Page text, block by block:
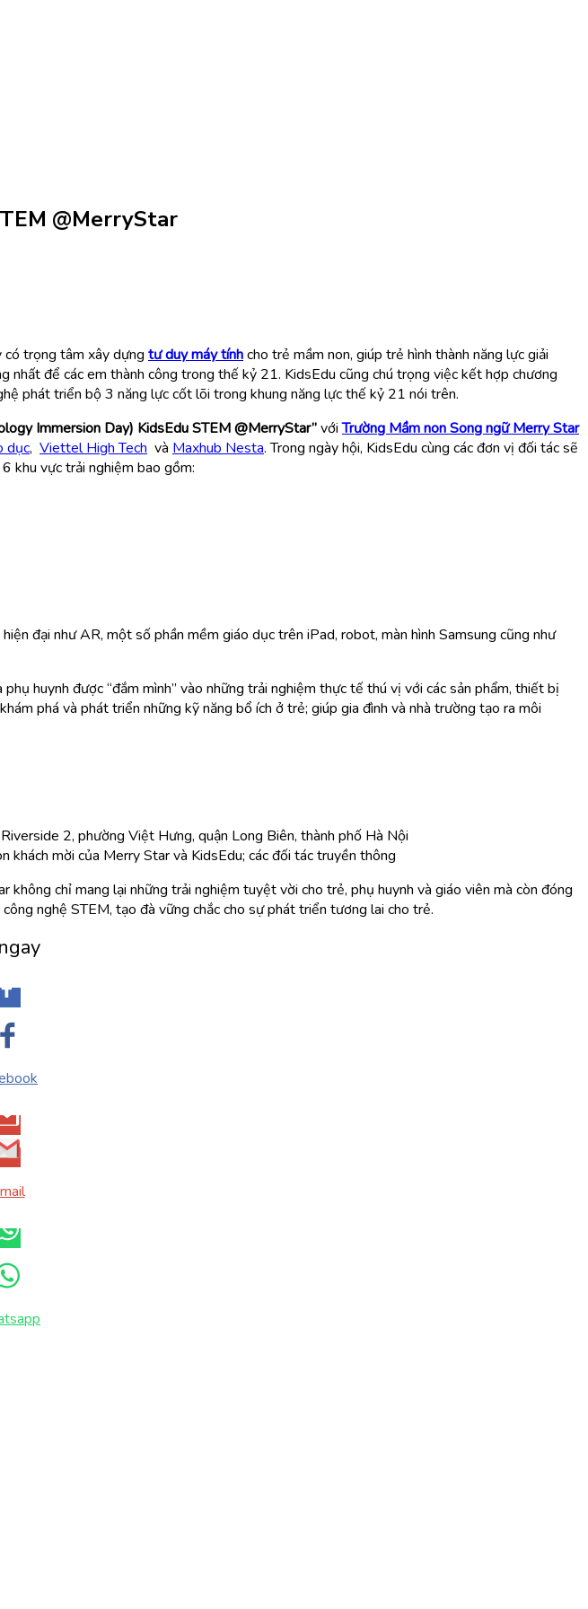
@MerryStar
có trọng tâm xây dựng tư duy máy tínhcho trẻ mầm non, giúp trẻ hình thành năng lực giải
nhất để các em thành công trong thế kỷ 21. KidsEdu cũng chú trọng việc kết hợp chương
phát triển bộ 3 năng lực cốt lõi trong khung năng lực thế kỷ 21 nói trên.
Immersion Day) KidsEdu STEM @MerryStar”vớiTrường Mầm non Song ngữ Merry Star
dục, Viettel High Tech và Maxhub Nesta.Trong ngày hội, KidsEdu cùng các đơn vị đối tác sẽ
khu vực trải nghiệm bao gồm:
đại như AR, một số phần mềm giáo dục trên iPad, robot, màn hình Samsung cũng như
huynh được “đắm mình” vào những trải nghiệm thực tế thú vị với các sản phẩm, thiết bị
phá và phát triển những kỹ năng bổ ích ở trẻ; giúp gia đình và nhà trường tạo ra môi
2, phường Việt Hưng, quận Long Biên, thành phố Hà Nội
khách mời của Merry Star và KidsEdu; các đối tác truyền thông
không chỉ mang lại những trải nghiệm tuyệt vời cho trẻ, phụ huynh và giáo viên mà còn đóng
nghệ STEM, tạo đà vững chắc cho sự phát triển tương lai cho trẻ.